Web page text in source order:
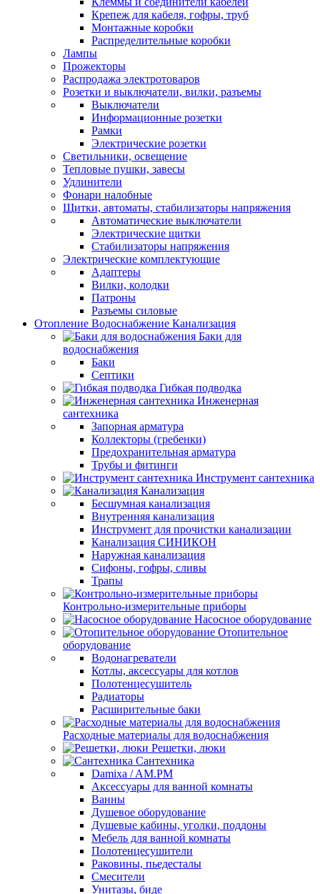
Крепеж для кабеля, гофры, труб
Монтажные коробки
Распределительные коробки
Лампы
Прожекторы
Распродажа электротоваров
Розетки и выключатели, вилки, разъемы
Выключатели
Информационные розетки
Рамки
Электрические розетки
Светильники, освещение
Тепловые пушки, завесы
Удлинители
Фонари налобные
Щитки, автоматы, стабилизаторы напряжения
Автоматические выключатели
Электрические щитки
Стабилизаторы напряжения
Электрические комплектующие
Адаптеры
Вилки, колодки
Патроны
Разъемы силовые
Отопление Водоснабжение Канализация
Баки для
водоснабжения
Баки
Септики
Гибкая подводка
Инженерная
сантехника
Запорная арматура
Коллекторы (гребенки)
Предохранительная арматура
Трубы и фитинги
Инструмент сантехника
Канализация
Бесшумная канализация
Внутренняя канализация
Инструмент для прочистки канализации
Канализация СИНИКОН
Наружная канализация
Сифоны, гофры, сливы
Трапы
Контрольно-измерительные приборы
Насосное оборудование
Отопительное
оборудование
Водонагреватели
Котлы, аксессуары для котлов
Полотенцесушитель
Радиаторы
Расширительные баки
Расходные материалы для водоснабжения
Решетки, люки
Сантехника
Damixa / AM.PM
Аксессуары для ванной комнаты
Ванны
Душевое оборудование
Душевые кабины, уголки, поддоны
Мебель для ванной комнаты
Полотенцесушители
Раковины, пьедесталы
Смесители
Унитазы, биде